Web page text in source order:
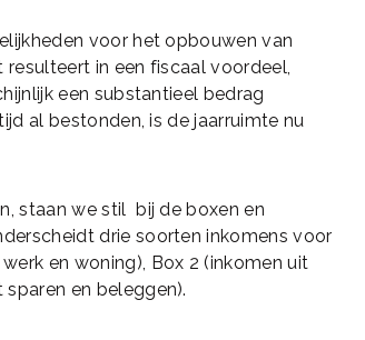
voor het opbouwen van
in een fiscaal voordeel,
een substantieel bedrag
al bestonden, is de jaarruimte nu
staan we stil bij de boxen en
drie soorten inkomens voor
en woning), Box 2 (inkomen uit
en beleggen).